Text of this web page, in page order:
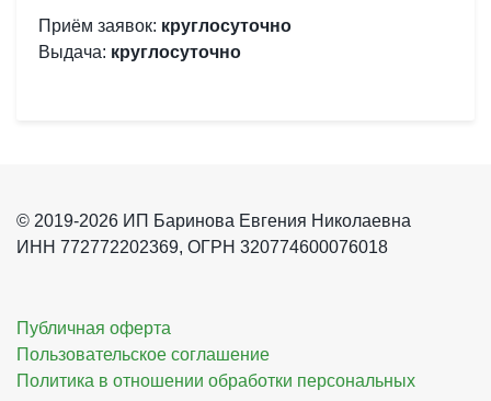
Приём заявок: круглосуточно
Выдача: круглосуточно
© 2019-2026 ИП Баринова Евгения Николаевна
ИНН 772772202369, ОГРН 320774600076018
Публичная оферта
Пользовательское соглашение
Политика в отношении обработки персональных